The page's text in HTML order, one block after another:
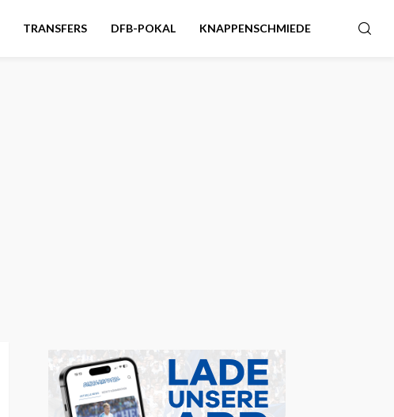
TRANSFERS DFB-POKAL KNAPPENSCHMIEDE